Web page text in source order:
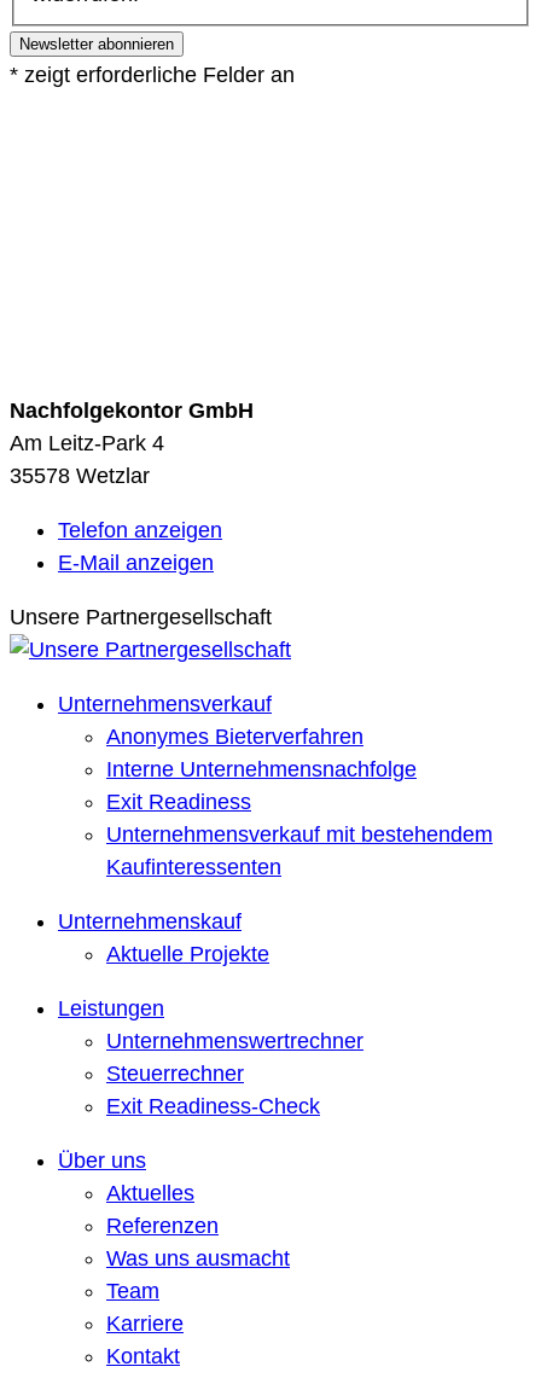
Newsletter abonnieren
* zeigt erforderliche Felder an
Nachfolgekontor GmbH
Am Leitz-Park 4
35578 Wetzlar
Telefon anzeigen
E-Mail anzeigen
Unsere Partnergesellschaft
Unternehmensverkauf
Anonymes Bieterverfahren
Interne Unternehmensnachfolge
Exit Readiness
Unternehmensverkauf mit bestehendem
Kaufinteressenten
Unternehmenskauf
Aktuelle Projekte
Leistungen
Unternehmenswertrechner
Steuerrechner
Exit Readiness-Check
Über uns
Aktuelles
Referenzen
Was uns ausmacht
Team
Karriere
Kontakt